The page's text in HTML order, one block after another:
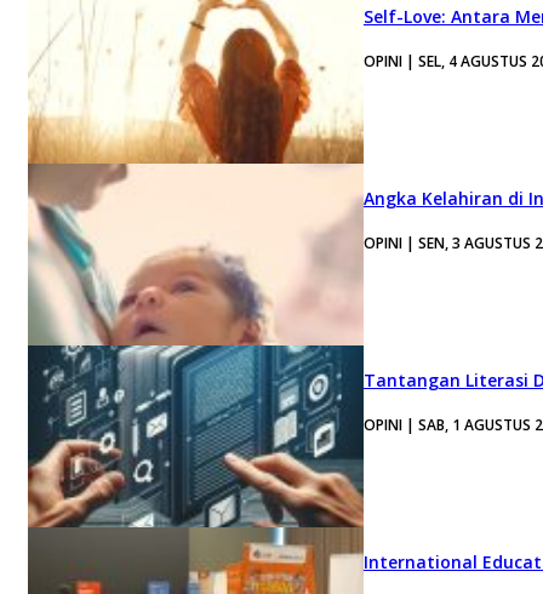
Self-Love: Antara
OPINI | SEL, 4 AGUSTUS
Angka Kelahiran di
OPINI | SEN, 3 AGUSTUS
Tantangan Literasi
OPINI | SAB, 1 AGUSTUS
International